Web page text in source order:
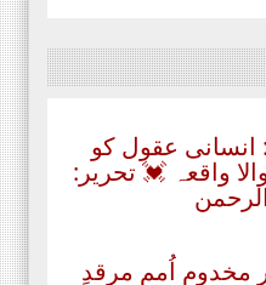
عقول کو
واقعہ 💓 تحریر:
مخدوم اُمم مرقدِ